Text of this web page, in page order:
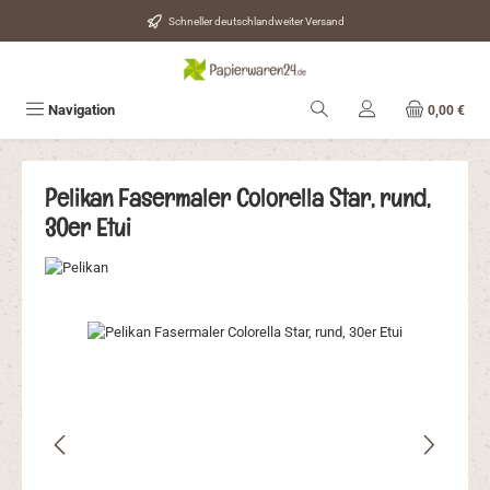
Zum Hauptinhalt springen Schneller deutschlandweiter Versand
Navigation 0,00 €
Pelikan Fasermaler Colorella Star, rund,
30er Etui
Bildergalerie überspringen